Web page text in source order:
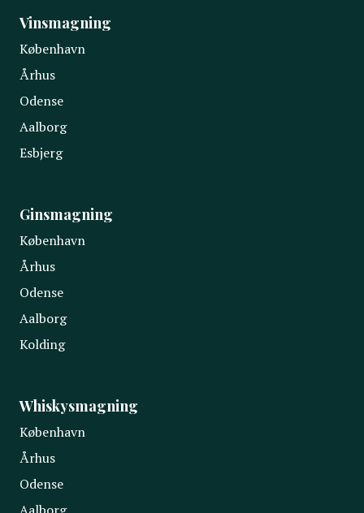
Vinsmagning
København
Århus
Odense
Aalborg
Esbjerg
Ginsmagning
København
Århus
Odense
Aalborg
Kolding
Whiskysmagning
København
Århus
Odense